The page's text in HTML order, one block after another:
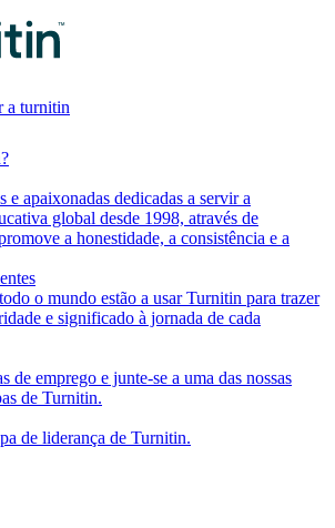
a turnitin
e apaixonadas dedicadas a servir a
global desde 1998, através de
a honestidade, a consistência e a
o mundo estão a usar Turnitin para trazer
e significado à jornada de cada
de emprego e junte-se a uma das nossas
de Turnitin.
de liderança de Turnitin.